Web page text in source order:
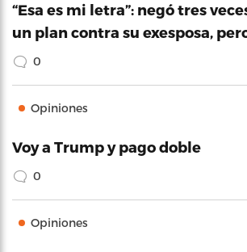
“Esa es mi letra”: negó tres
un plan contra su exesposa,
0
Opiniones
Voy a Trump y pago doble
0
Opiniones